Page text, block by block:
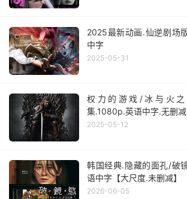
2025最新动画.仙逆剧场
中字
2025-05-31
权力的游戏/冰与火
集.1080p.英语中字.无删减
2025-05-12
韩国经典.隐藏的面孔/破
语中字【大尺度.未删减】
2026-06-05